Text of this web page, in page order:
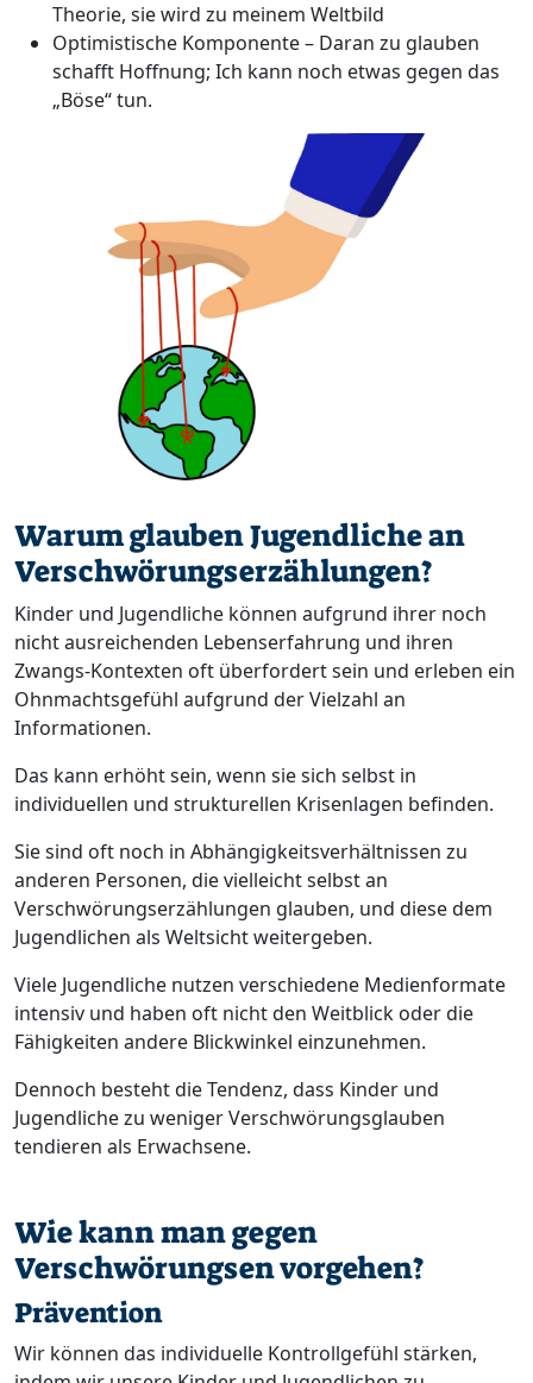
Theorie, sie wird zu meinem Weltbild
Optimistische Komponente – Daran zu glauben
schafft Hoffnung; Ich kann noch etwas gegen das
„Böse“ tun.
Warum glauben Jugendliche an
Verschwörungserzählungen?
Kinder und Jugendliche können aufgrund ihrer noch
nicht ausreichenden Lebenserfahrung und ihren
Zwangs-Kontexten oft überfordert sein und erleben ein
Ohnmachtsgefühl aufgrund der Vielzahl an
Informationen.
Das kann erhöht sein, wenn sie sich selbst in
individuellen und strukturellen Krisenlagen befinden.
Sie sind oft noch in Abhängigkeitsverhältnissen zu
anderen Personen, die vielleicht selbst an
Verschwörungserzählungen glauben, und diese dem
Jugendlichen als Weltsicht weitergeben.
Viele Jugendliche nutzen verschiedene Medienformate
intensiv und haben oft nicht den Weitblick oder die
Fähigkeiten andere Blickwinkel einzunehmen.
Dennoch besteht die Tendenz, dass Kinder und
Jugendliche zu weniger Verschwörungsglauben
tendieren als Erwachsene.
Wie kann man gegen
Verschwörungsen vorgehen?
Prävention
Wir können das individuelle Kontrollgefühl stärken,